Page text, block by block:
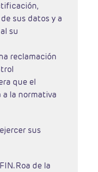
sus datos y a
su
reclamación
que el
la normativa
sus
Roa de la